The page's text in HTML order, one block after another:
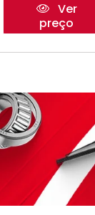
Ver
preço